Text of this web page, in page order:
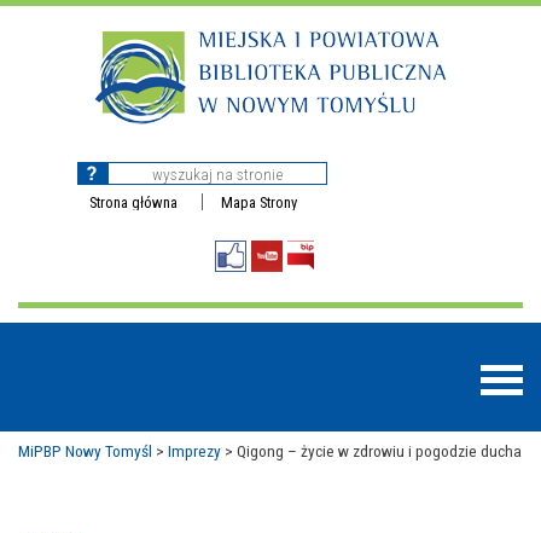
Strona główna Mapa Strony
MiPBP Nowy Tomyśl > Imprezy > Qigong – życie w zdrowiu i pogodzie ducha